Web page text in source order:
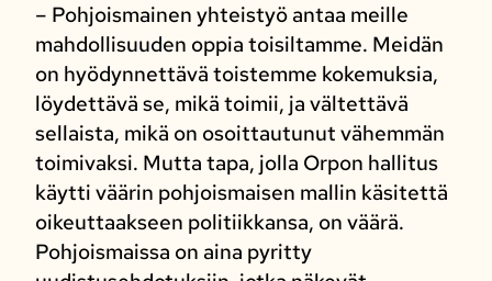
– Pohjoismainen yhteistyö antaa meille
mahdollisuuden oppia toisiltamme. Meidän
on hyödynnettävä toistemme kokemuksia,
löydettävä se, mikä toimii, ja vältettävä
sellaista, mikä on osoittautunut vähemmän
toimivaksi. Mutta tapa, jolla Orpon hallitus
käytti väärin pohjoismaisen mallin käsitettä
oikeuttaakseen politiikkansa, on väärä.
Pohjoismaissa on aina pyritty